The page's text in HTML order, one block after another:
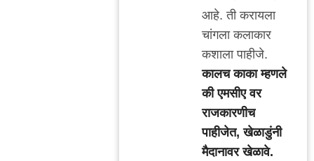
आहे. ती करायला
चांगला कलाकार
कशाला पाहीजे.
कालच काका म्हणले
की एमसीए वर
राजकारणीच
पाहीजेत, खेळाडुंनी
मैदानावर खेळावे.